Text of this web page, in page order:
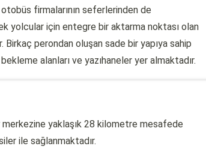
firmalarının seferlerinden de
yolcular için entegre bir aktarma noktası olan
perondan oluşan sade bir yapıya sahip
alanları ve yazıhaneler yer almaktadır.
merkezine yaklaşık 28 kilometre mesafede
ile sağlanmaktadır.